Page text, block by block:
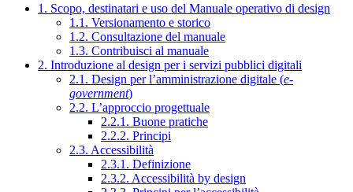
1. Scopo, destinatari e uso del Manuale operativo di design
1.1. Versionamento e storico
1.2. Consultazione del manuale
1.3. Contribuisci al manuale
2. Introduzione al design per i servizi pubblici digitali
2.1. Design per l’amministrazione digitale (e-
government)
2.2. L’approccio progettuale
2.2.1. Buone pratiche
2.2.2. Principi
2.3. Accessibilità
2.3.1. Definizione
2.3.2. Accessibilità by design